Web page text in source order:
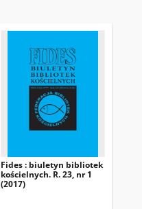
Fides : biuletyn bibliotek
kościelnych. R. 23, nr 1
(2017)